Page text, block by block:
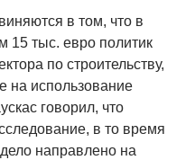
в том, что в
15 тыс. евро политик
по строительству,
на использование
говорил, что
в то время
направлено на